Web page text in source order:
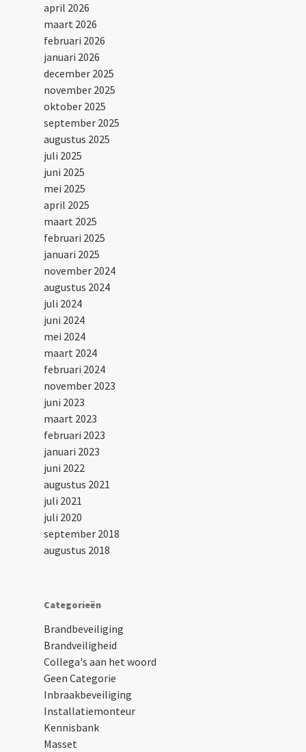
april 2026
maart 2026
februari 2026
januari 2026
december 2025
november 2025
oktober 2025
september 2025
augustus 2025
juli 2025
juni 2025
mei 2025
april 2025
maart 2025
februari 2025
januari 2025
november 2024
augustus 2024
juli 2024
juni 2024
mei 2024
maart 2024
februari 2024
november 2023
juni 2023
maart 2023
februari 2023
januari 2023
juni 2022
augustus 2021
juli 2021
juli 2020
september 2018
augustus 2018
Categorieën
Brandbeveiliging
Brandveiligheid
Collega's aan het woord
Geen Categorie
Inbraakbeveiliging
Installatiemonteur
Kennisbank
Masset